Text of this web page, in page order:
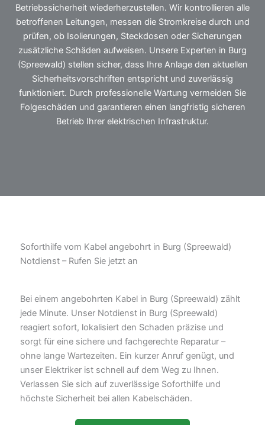
Betriebssicherheit wiederherzustellen. Wir kontrollieren alle
betroffenen Leitungen, messen die Stromkreise durch und
prüfen, ob Isolierungen, Steckdosen oder Sicherungen
zusätzliche Schäden aufweisen. Unsere Experten in Burg
(Spreewald) stellen sicher, dass Ihre Anlage den aktuellen
Sicherheitsvorschriften entspricht und zuverlässig
funktioniert. Durch professionelle Wartung vermeiden Sie
Folgeschäden und garantieren einen langfristig sicheren
Betrieb Ihrer elektrischen Infrastruktur.
Soforthilfe vom Kabel angebohrt in Burg (Spreewald)
Notdienst – Rufen Sie jetzt an
Bei einem angebohrten Kabel in Burg (Spreewald) zählt
jede Minute. Unser Notdienst in Burg (Spreewald)
reagiert sofort, lokalisiert den Schaden präzise und
sorgt für eine sichere und fachgerechte Reparatur –
ohne lange Wartezeiten. Ein kurzer Anruf genügt, und
unser Elektriker ist schnell auf dem Weg zu Ihnen.
Verlassen Sie sich auf zuverlässige Soforthilfe und
höchste Sicherheit bei allen Kabelschäden.